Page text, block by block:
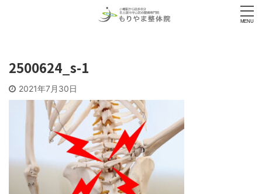
2500624_s-1
2021年7月30日